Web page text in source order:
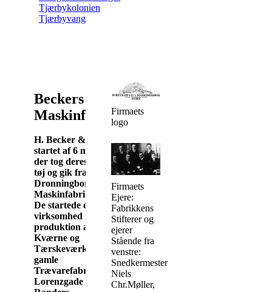
Tjærbykolonien
Tjærbyvang
Beckers
Maskinfabrik
H. Becker & Co
startet af 6 mestre,
der tog deres gode
tøj og gik fra
Dronningborg
Maskinfabrik i 1924.
De startede en
virksomhed med
produktion af
Kværne og
Tærskeværker i den
gamle
Trævarefabriks i
Lorenzgade i
Firmaets
logo
Firmaets
Ejere:
Fabrikkens
Stifterer og
ejerer
Stående fra
venstre:
Snedkermester
Niels
Chr.Møller,